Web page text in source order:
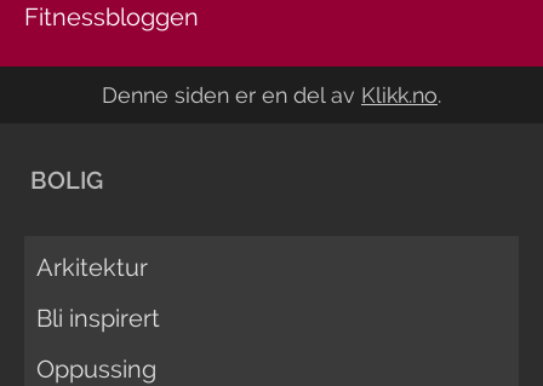
Fitnessbloggen
Denne siden er en del av Klikk.no.
BOLIG
Arkitektur
Bli inspirert
Oppussing